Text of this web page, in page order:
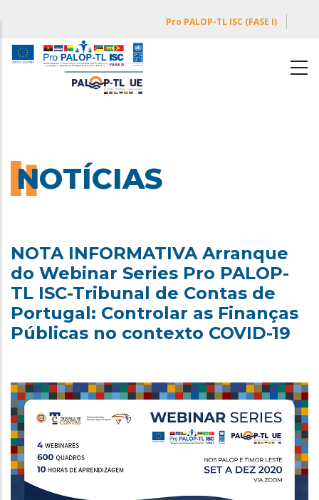
conteúdo
Pro PALOP-TL ISC (FASE I)
NOTÍCIAS
NOTA INFORMATIVA Arranque
do Webinar Series Pro PALOP-
TL ISC-Tribunal de Contas de
Portugal: Controlar as Finanças
Públicas no contexto COVID-19